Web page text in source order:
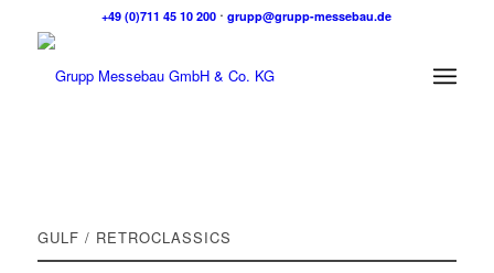
+49 (0)711 45 10 200 ⋅grupp@grupp-messebau.de
GULF / RETROCLASSICS